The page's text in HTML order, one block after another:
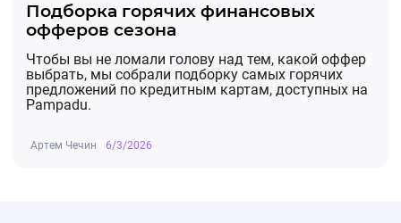
Подборка горячих финансовых
офферов сезона
Чтобы вы не ломали голову над тем, какой оффер
выбрать, мы собрали подборку самых горячих
предложений по кредитным картам, доступных на
Pampadu.
Артем Чечин 6/3/2026